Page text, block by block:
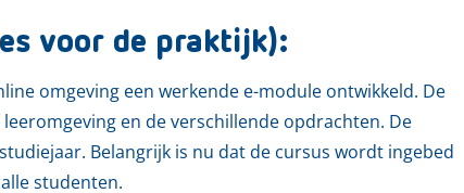
voor de praktijk):
omgeving een werkende e-module ontwikkeld. De
en de verschillende opdrachten. De
Belangrijk is nu dat de cursus wordt ingebed
studenten.